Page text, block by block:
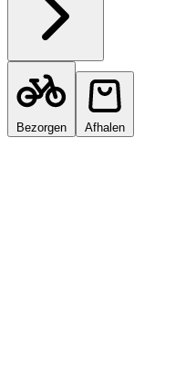
Bezorgen Afhalen